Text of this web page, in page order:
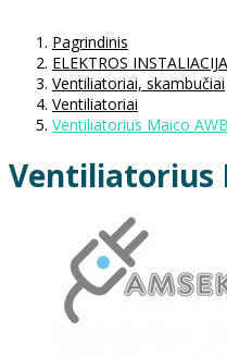
Pagrindinis
ELEKTROS INSTALIACIJA
Ventiliatoriai, skambučiai
Ventiliatoriai
Ventiliatorius Maico
Ventiliatorius